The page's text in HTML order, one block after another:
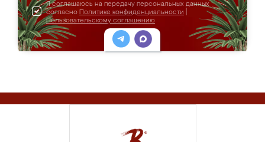
Я соглашаюсь на передачу персональных данных
согласно Политике конфиденциальности
Пользовательскому соглашению